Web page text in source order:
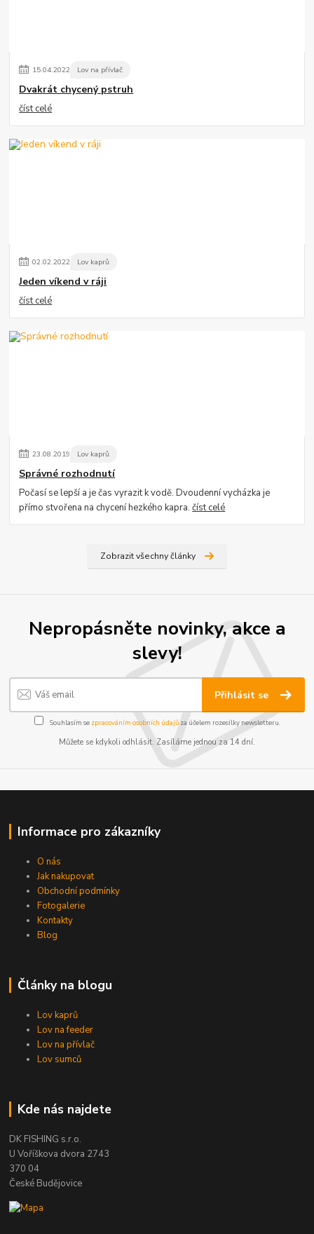
15.04.2022 Lov na přívlač
Dvakrát chycený pstruh
číst celé
02.02.2022 Lov kaprů
Jeden víkend v ráji
číst celé
23.08.2019 Lov kaprů
Správné rozhodnutí
Počasí se lepší a je čas vyrazit k vodě. Dvoudenní vycházka je
přímo stvořena na chycení hezkého kapra.číst celé
Zobrazit všechny články
Nepropásněte novinky, akce a
slevy!
Přihlásit se
Souhlasím se zpracováním osobních údajůza účelem rozesílky newsletteru.
Můžete se kdykoli odhlásit. Zasíláme jednou za 14 dní.
Informace pro zákazníky
O nás
Jak nakupovat
Obchodní podmínky
Fotogalerie
Kontakty
Blog
Články na blogu
Lov kaprů
Lov na feeder
Lov na přívlač
Lov sumců
Kde nás najdete
DK FISHING s.r.o.
U Voříškova dvora 2743
370 04
České Budějovice